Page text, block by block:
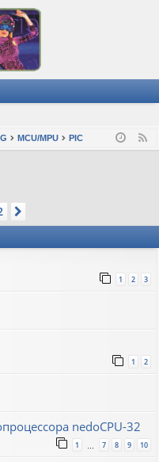
MCU/MPU PIC
1 2 3
1 2
nedoCPU-32
1 7 8 9 10